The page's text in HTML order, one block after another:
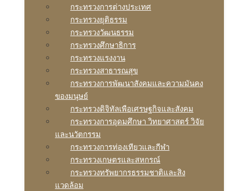
กระทรวงการต่างประเทศ
กระทรวงยุติธรรม
กระทรวงวัฒนธรรม
กระทรวงศึกษาธิการ
กระทรวงแรงงาน
กระทรวงสาธารณสุข
กระทรวงการพัฒนาสังคมและความมันคง
ของมนุษย์
กระทรวงดิจิทัลเพือเศรษฐกิจและสังคม
กระทรวงการอุดมศึกษา วิทยาศาสตร์ วิจัย
และนวัตกรรม
กระทรวงการท่องเทียวและกีฬา
กระทรวงเกษตรและสหกรณ์
กระทรวงทรัพยากรธรรมชาติและสิง
แวดล้อม